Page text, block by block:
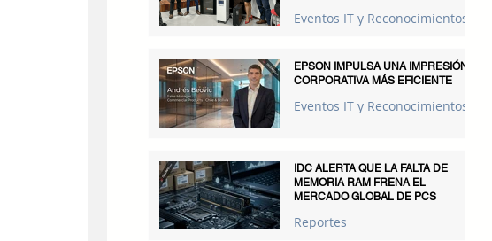
Eventos IT y Reconocimientos
EPSON IMPULSA UNA IMPRESIÓN
CORPORATIVA MÁS EFICIENTE
Eventos IT y Reconocimientos
IDC ALERTA QUE LA FALTA DE
MEMORIA RAM FRENA EL
MERCADO GLOBAL DE PCS
Reportes